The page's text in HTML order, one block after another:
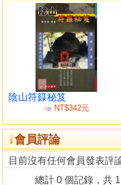
制九良星
化解母子相欠債
北斗七星君
五路財神法
觀音助財法
吊入四方財法
助緣符
催男女和合
吊魂
祭桃花
祭驛馬
催人來
陰山符籙秘笈
9折NT$342元
會員評論
目前沒有任何會員發表評
總計 0 個記錄，共 1